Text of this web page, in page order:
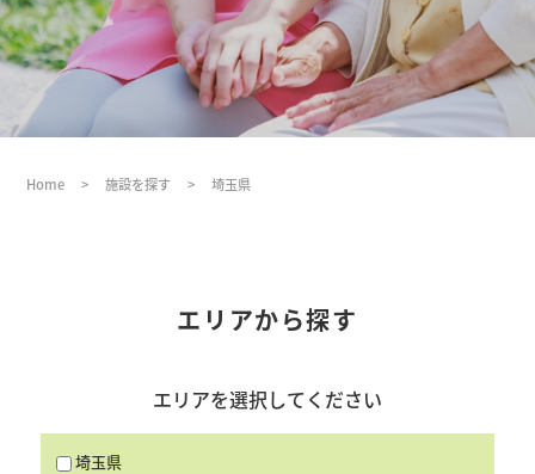
Home >施設を探す >埼玉県
エリアから探す
エリアを選択してください
埼玉県